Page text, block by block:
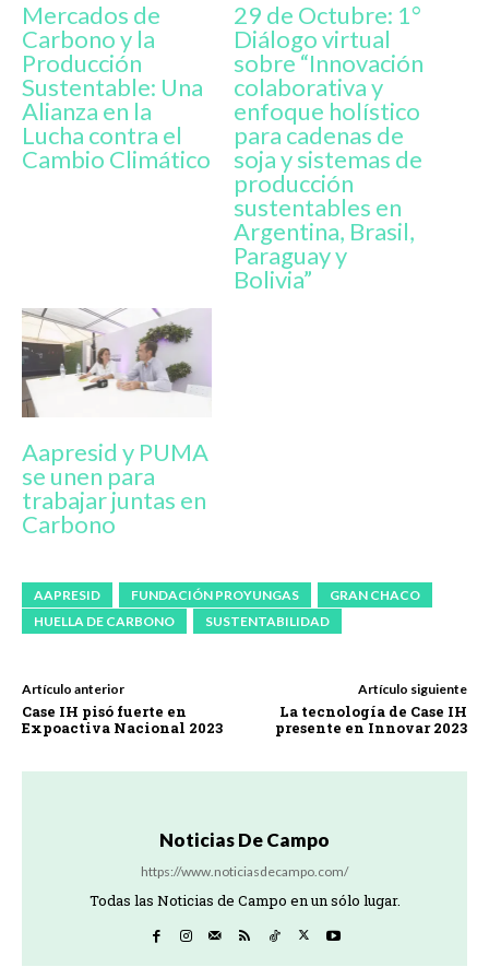
Mercados de
Carbono y la
Producción
Sustentable: Una
Alianza en la
Lucha contra el
Cambio Climático
29 de Octubre: 1°
Diálogo virtual
sobre “Innovación
colaborativa y
enfoque holístico
para cadenas de
soja y sistemas de
producción
sustentables en
Argentina, Brasil,
Paraguay y
Bolivia”
Aapresid y PUMA
se unen para
trabajar juntas en
Carbono
AAPRESID FUNDACIÓN PROYUNGAS
GRAN CHACO
HUELLA DE CARBONO
SUSTENTABILIDAD
Artículo anterior
Case IH pisó fuerte en
Expoactiva Nacional 2023
Artículo siguiente
La tecnología de Case IH
presente en Innovar 2023
Noticias De Campo
https://www.noticiasdecampo.com/
Todas las Noticias de Campo en un sólo lugar.